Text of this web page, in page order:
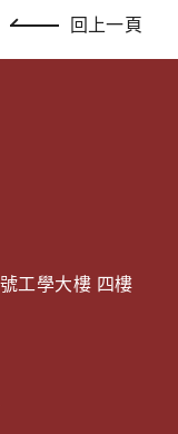
回上一頁
工學大樓 四樓